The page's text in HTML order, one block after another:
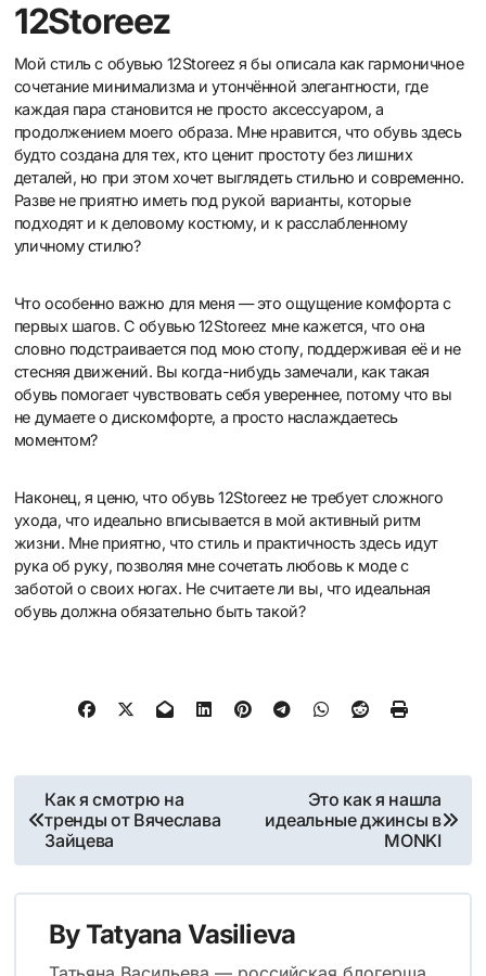
12Storeez
Мой стиль с обувью 12Storeez я бы описала как гармоничное
сочетание минимализма и утончённой элегантности, где
каждая пара становится не просто аксессуаром, а
продолжением моего образа. Мне нравится, что обувь здесь
будто создана для тех, кто ценит простоту без лишних
деталей, но при этом хочет выглядеть стильно и современно.
Разве не приятно иметь под рукой варианты, которые
подходят и к деловому костюму, и к расслабленному
уличному стилю?
Что особенно важно для меня — это ощущение комфорта с
первых шагов. С обувью 12Storeez мне кажется, что она
словно подстраивается под мою стопу, поддерживая её и не
стесняя движений. Вы когда-нибудь замечали, как такая
обувь помогает чувствовать себя увереннее, потому что вы
не думаете о дискомфорте, а просто наслаждаетесь
моментом?
Наконец, я ценю, что обувь 12Storeez не требует сложного
ухода, что идеально вписывается в мой активный ритм
жизни. Мне приятно, что стиль и практичность здесь идут
рука об руку, позволяя мне сочетать любовь к моде с
заботой о своих ногах. Не считаете ли вы, что идеальная
обувь должна обязательно быть такой?
Post
navigation
Как я смотрю на
тренды от Вячеслава
Зайцева
Это как я нашла
идеальные джинсы в
MONKI
ByTatyana Vasilieva